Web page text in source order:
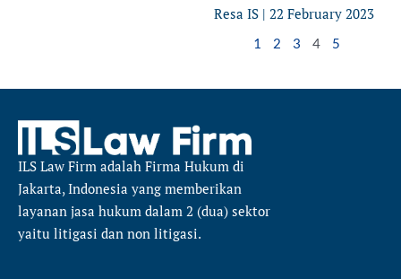
Resa IS 22 February 2023
1 2 3 4 5
ILS Law Firm adalah Firma Hukum di
Jakarta, Indonesia yang memberikan
layanan jasa hukum dalam 2 (dua) sektor
yaitu litigasi dan non litigasi.